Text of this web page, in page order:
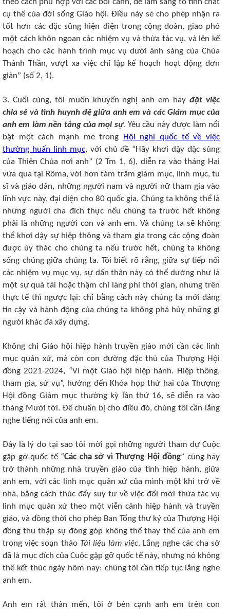
theo cách phù hợp với các bối cảnh, để làm sáng tỏ tính chất
cụ thể của đời sống Giáo hội. Điều này sẽ cho phép nhận ra
tốt hơn các đặc sủng hiện diện trong cộng đoàn, giao phó
một cách khôn ngoan các nhiệm vụ và thừa tác vụ, và lên kế
hoạch cho các hành trình mục vụ dưới ánh sáng của Chúa
Thánh Thần, vượt xa việc chỉ lập kế hoạch hoạt động đơn
giản” (số 2, 1).
3. Cuối cùng, tôi muốn khuyến nghị anh em hãyđặt việc
chia sẻ và tình huynh đệ giữa anh em và các Giám mục của
anh em làm nền tảng của mọi sự. Yêu cầu này được làm nổi
bật một cách mạnh mẽ trong
Hội nghị quốc tế về việc
thường huấn linh mục, với chủ đề “Hãy khơi dậy đặc sủng
của Thiên Chúa nơi anh” (2 Tm 1, 6), diễn ra vào tháng Hai
vừa qua tại Rôma, với hơn tám trăm giám mục, linh mục, tu
sĩ và giáo dân, những người nam và người nữ tham gia vào
lĩnh vực này, đại diện cho 80 quốc gia. Chúng ta không thể là
những người cha đích thực nếu chúng ta trước hết không
phải là những người con và anh em. Và chúng ta sẽ không
thể khơi dậy sự hiệp thông và tham gia trong các cộng đoàn
được ủy thác cho chúng ta nếu trước hết, chúng ta không
sống chúng giữa chúng ta. Tôi biết rõ rằng, giữa sự tiếp nối
các nhiệm vụ mục vụ, sự dấn thân này có thể dường như là
một sự quá tải hoặc thậm chí lãng phí thời gian, nhưng trên
thực tế thì ngược lại: chỉ bằng cách này chúng ta mới đáng
tin cậy và hành động của chúng ta không phá hủy những gì
người khác đã xây dựng.
Không chỉ Giáo hội hiệp hành truyền giáo mới cần các linh
mục quản xứ, mà còn con đường đặc thù của Thượng Hội
đồng 2021-2024, “Vì một Giáo hội hiệp hành. Hiệp thông,
tham gia, sứ vụ”, hướng đến Khóa họp thứ hai của Thượng
Hội đồng Giám mục thường kỳ lần thứ 16, sẽ diễn ra vào
tháng Mười tới. Để chuẩn bị cho điều đó, chúng tôi cần lắng
nghe tiếng nói của anh em.
Đây là lý do tại sao tôi mời gọi những người tham dự Cuộc
gặp gỡ quốc tế “Các cha sở vì Thượng Hội đồng” cũng hãy
trở thành những nhà truyền giáo của tính hiệp hành, giữa
anh em, với các linh mục quản xứ của mình một khi trở về
nhà, bằng cách thúc đẩy suy tư về việc đổi mới thừa tác vụ
linh mục quản xứ theo một viễn cảnh hiệp hành và truyền
giáo, và đồng thời cho phép Ban Tổng thư ký của Thượng Hội
đồng thu thập sự đóng góp không thể thay thế của anh em
trong việc soạn thảo Tài liệu làm việc. Lắng nghe các cha sở
đã là mục đích của Cuộc gặp gỡ quốc tế này, nhưng nó không
thể kết thúc ngày hôm nay: chúng tôi cần tiếp tục lắng nghe
anh em.
Anh em rất thân mến, tôi ở bên cạnh anh em trên con